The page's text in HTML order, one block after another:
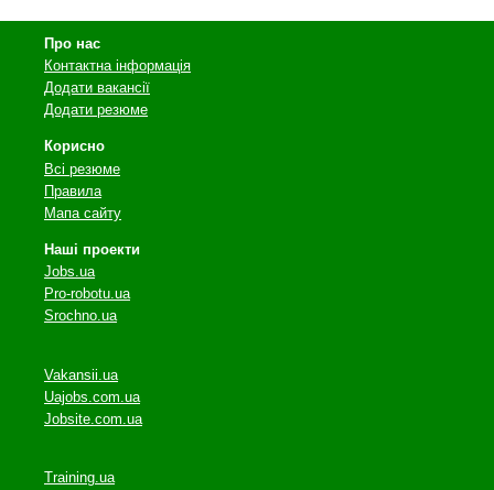
Про нас
Контактна інформація
Додати вакансії
Додати резюме
Корисно
Всі резюме
Правила
Мапа сайту
Наші проекти
Jobs.ua
Pro-robotu.ua
Srochno.ua
Vakansii.ua
Uajobs.com.ua
Jobsite.com.ua
Training.ua